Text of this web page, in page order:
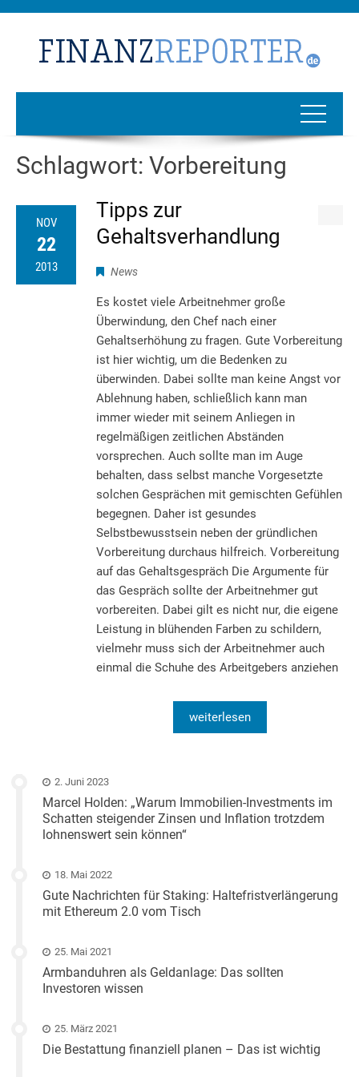
Schlagwort: Vorbereitung
NOV
22
2013
Tipps zur
Gehaltsverhandlung
News
Es kostet viele Arbeitnehmer große
Überwindung, den Chef nach einer
Gehaltserhöhung zu fragen. Gute Vorbereitung
ist hier wichtig, um die Bedenken zu
überwinden. Dabei sollte man keine Angst vor
Ablehnung haben, schließlich kann man
immer wieder mit seinem Anliegen in
regelmäßigen zeitlichen Abständen
vorsprechen. Auch sollte man im Auge
behalten, dass selbst manche Vorgesetzte
solchen Gesprächen mit gemischten Gefühlen
begegnen. Daher ist gesundes
Selbstbewusstsein neben der gründlichen
Vorbereitung durchaus hilfreich. Vorbereitung
auf das Gehaltsgespräch Die Argumente für
das Gespräch sollte der Arbeitnehmer gut
vorbereiten. Dabei gilt es nicht nur, die eigene
Leistung in blühenden Farben zu schildern,
vielmehr muss sich der Arbeitnehmer auch
einmal die Schuhe des Arbeitgebers anziehen
weiterlesen
2. Juni 2023
Marcel Holden: „Warum Immobilien-Investments im
Schatten steigender Zinsen und Inflation trotzdem
lohnenswert sein können“
18. Mai 2022
Gute Nachrichten für Staking: Haltefristverlängerung
mit Ethereum 2.0 vom Tisch
25. Mai 2021
Armbanduhren als Geldanlage: Das sollten
Investoren wissen
25. März 2021
Die Bestattung finanziell planen – Das ist wichtig